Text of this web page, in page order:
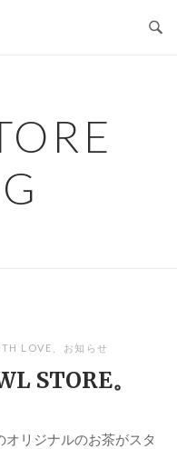
LOVE お知らせ
STORE。
リジナルのお茶がスタ